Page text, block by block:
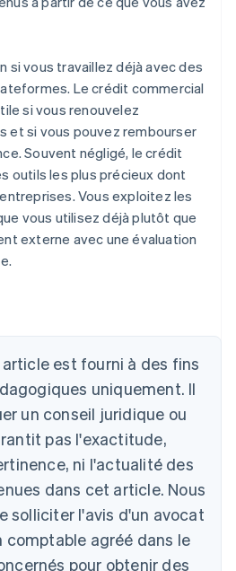
si vous travaillez déjà avec des
Le crédit commercial
si vous renouvelez
et si vous pouvez rembourser
Souvent négligé, le crédit
outils les plus précieux dont
Vous exploitez les
vous utilisez déjà plutôt que
externe avec une évaluation
est fourni à des fins
uniquement. Il
un conseil juridique ou
pas l'exactitude,
ni l'actualité des
dans cet article. Nous
solliciter l'avis d'un avocat
agréé dans le
pour obtenir des
English